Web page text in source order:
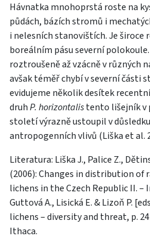
Hávnatka mnohoprstá roste na
půdách, bázích stromů i
i nelesních stanovištích. Je široce
boreálním pásu severní
roztroušeně až vzácně v různých
avšak téměř chybí v severní části
evidujeme několik desítek
druhP. horizontalistento lišejník v
století výrazně ustoupil v
antropogenních vlivů (Liška et al.
Literatura: Liška J., Palice Z.,
(2006): Changes in distribution of
lichens in the Czech Republic II. –
Guttová A., Lisická E. & Lizoň P.
lichens – diversity and threat, p.
Ithaca.